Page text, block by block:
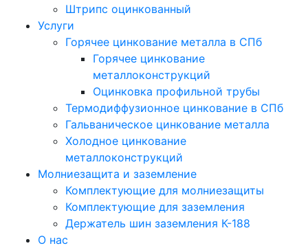
Штрипс оцинкованный
Услуги
Горячее цинкование металла в СПб
Горячее цинкование
металлоконструкций
Оцинковка профильной трубы
Термодиффузионное цинкование в СПб
Гальваническое цинкование металла
Холодное цинкование
металлоконструкций
Молниезащита и заземление
Комплектующие для молниезащиты
Комплектующие для заземления
Держатель шин заземления К-188
О нас